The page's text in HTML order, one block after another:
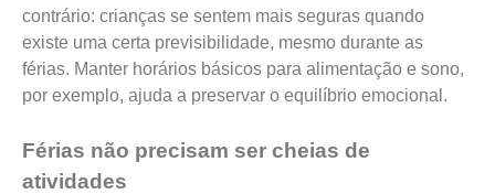
contrário: crianças se sentem mais seguras quando
existe uma certa previsibilidade, mesmo durante as
férias. Manter horários básicos para alimentação e sono,
por exemplo, ajuda a preservar o equilíbrio emocional.
Férias não precisam ser cheias de
atividades